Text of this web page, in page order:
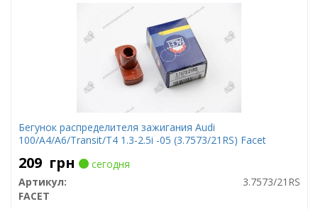
Бегунок распределителя зажигания Audi
100/A4/A6/Transit/T4 1.3-2.5i -05 (3.7573/21RS) Facet
209 грн
сегодня
Артикул:
3.7573/21RS
FACET